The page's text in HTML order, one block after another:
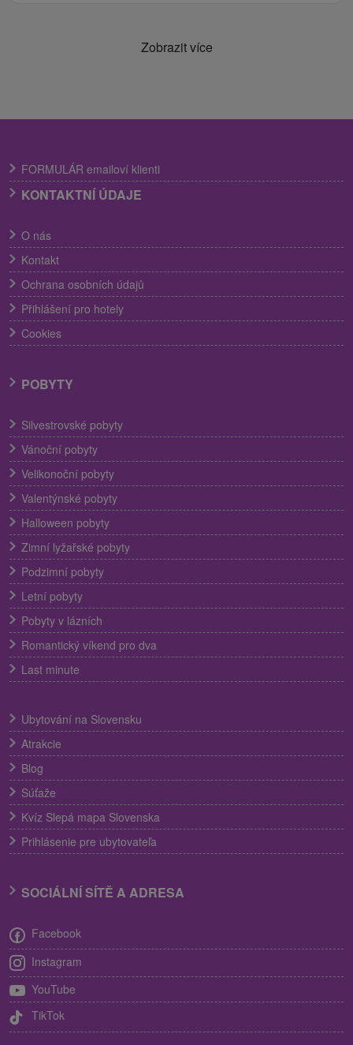
Zobrazit více
FORMULÁR emailoví klienti
KONTAKTNÍ ÚDAJE
O nás
Kontakt
Ochrana osobních údajů
Přihlášení pro hotely
Cookies
POBYTY
Silvestrovské pobyty
Vánoční pobyty
Velikonoční pobyty
Valentýnské pobyty
Halloween pobyty
Zimní lyžařské pobyty
Podzimní pobyty
Letní pobyty
Pobyty v lázních
Romantický víkend pro dva
Last minute
Ubytování na Slovensku
Atrakcie
Blog
Súťaže
Kvíz Slepá mapa Slovenska
Prihlásenie pre ubytovateľa
SOCIÁLNÍ SÍTĚ A ADRESA
Facebook
Instagram
YouTube
TikTok